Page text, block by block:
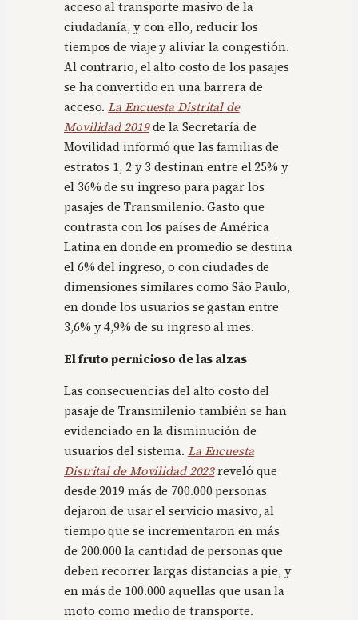
acceso al transporte masivo de la
ciudadanía, y con ello, reducir los
tiempos de viaje y aliviar la congestión.
Al contrario, el alto costo de los pasajes
se ha convertido en una barrera de
acceso.La Encuesta Distrital de
Movilidad 2019de la Secretaría de
Movilidad informó que las familias de
estratos 1, 2 y 3 destinan entre el 25% y
el 36% de su ingreso para pagar los
pasajes de Transmilenio. Gasto que
contrasta con los países de América
Latina en donde en promedio se destina
el 6% del ingreso, o con ciudades de
dimensiones similares como São Paulo,
en donde los usuarios se gastan entre
3,6% y 4,9% de su ingreso al mes.
El fruto pernicioso de las alzas
Las consecuencias del alto costo del
pasaje de Transmilenio también se han
evidenciado en la disminución de
usuarios del sistema. La Encuesta
Distrital de Movilidad 2023reveló que
desde 2019 más de 700.000 personas
dejaron de usar el servicio masivo, al
tiempo que se incrementaron en más
de 200.000 la cantidad de personas que
deben recorrer largas distancias a pie, y
en más de 100.000 aquellas que usan la
moto como medio de transporte.